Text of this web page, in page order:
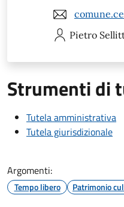
Pietro
Strumenti di
Tutela amministrativa
Tutela giurisdizionale
Argomenti:
Tempo libero Patrimonio